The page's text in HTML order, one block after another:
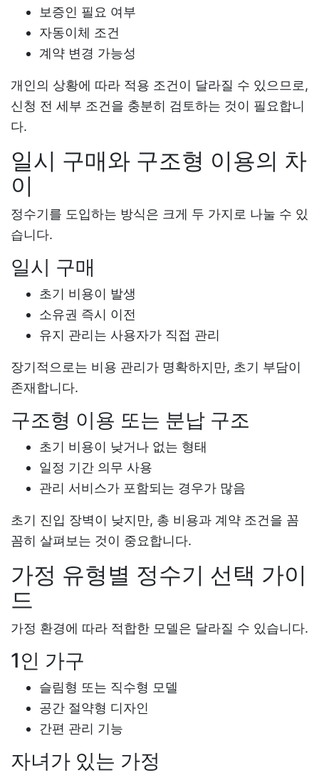
보증인 필요 여부
자동이체 조건
계약 변경 가능성
개인의 상황에 따라 적용 조건이 달라질 수 있으므로,
신청 전 세부 조건을 충분히 검토하는 것이 필요합니
다.
일시 구매와 구조형 이용의 차
이
정수기를 도입하는 방식은 크게 두 가지로 나눌 수 있
습니다.
일시 구매
초기 비용이 발생
소유권 즉시 이전
유지 관리는 사용자가 직접 관리
장기적으로는 비용 관리가 명확하지만, 초기 부담이
존재합니다.
구조형 이용 또는 분납 구조
초기 비용이 낮거나 없는 형태
일정 기간 의무 사용
관리 서비스가 포함되는 경우가 많음
초기 진입 장벽이 낮지만, 총 비용과 계약 조건을 꼼
꼼히 살펴보는 것이 중요합니다.
가정 유형별 정수기 선택 가이
드
가정 환경에 따라 적합한 모델은 달라질 수 있습니다.
1인 가구
슬림형 또는 직수형 모델
공간 절약형 디자인
간편 관리 기능
자녀가 있는 가정